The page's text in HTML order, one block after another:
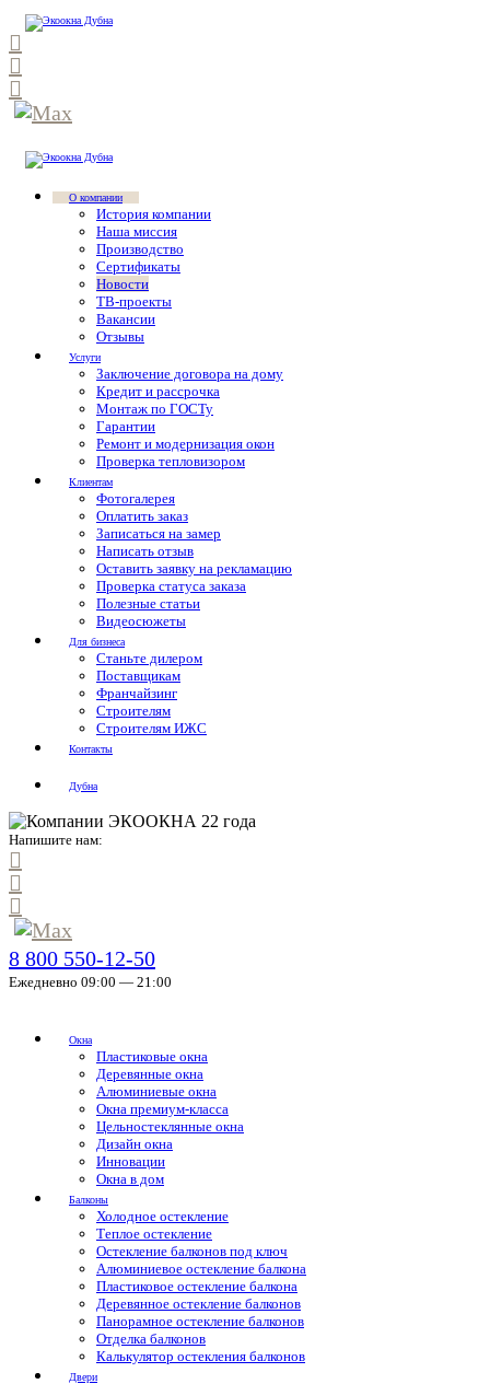
О компании
История компании
Наша миссия
Производство
Сертификаты
Новости
ТВ-проекты
Вакансии
Отзывы
Услуги
Заключение договора на дому
Кредит и рассрочка
Монтаж по ГОСТу
Гарантии
Ремонт и модернизация окон
Проверка тепловизором
Клиентам
Фотогалерея
Оплатить заказ
Записаться на замер
Написать отзыв
Оставить заявку на рекламацию
Проверка статуса заказа
Полезные статьи
Видеосюжеты
Для бизнеса
Станьте дилером
Поставщикам
Франчайзинг
Строителям
Строителям ИЖС
Контакты
Дубна
Напишите нам:
8 800 550-12-50
Ежедневно 09:00 — 21:00
Окна
Пластиковые окна
Деревянные окна
Алюминиевые окна
Окна премиум-класса
Цельностеклянные окна
Дизайн окна
Инновации
Окна в дом
Балконы
Холодное остекление
Теплое остекление
Остекление балконов под ключ
Алюминиевое остекление балкона
Пластиковое остекление балкона
Деревянное остекление балконов
Панорамное остекление балконов
Отделка балконов
Калькулятор остекления балконов
Двери